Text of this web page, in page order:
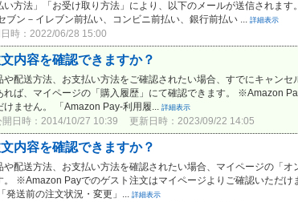
い方法」「お受け取り方法」により、以下のメールが送信されます
ブン－イレブン前払い、コンビニ前払い、銀行前払い ...
詳細表示
時：2022/06/28 15:00
内容を確認できますか？
や配送方法、お支払い方法をご確認されたい場合、すでにキャン
れば、マイページの「購入履歴」にて確認できます。 ※Amazon
けません。 「Amazon Pay-利用履...
詳細表示
開日時：2014/10/27 10:39 更新日時：2023/09/22 14:05
内容を確認できますか？
や配送方法、お支払い方法を確認されたい場合、マイページの「オ
。 ※Amazon Payでのゲスト注文はマイページよりご確認いただけ
発送前の注文状況・変更」...
詳細表示